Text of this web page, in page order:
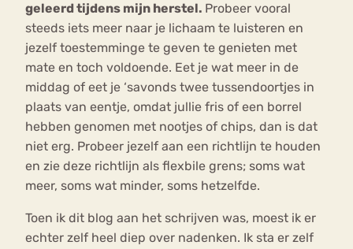
geleerd tijdens mijn herstel. Probeer vooral
steeds iets meer naar je lichaam te luisteren en
jezelf toestemminge te geven te genieten met
mate en toch voldoende. Eet je wat meer in de
middag of eet je ‘savonds twee tussendoortjes in
plaats van eentje, omdat jullie fris of een borrel
hebben genomen met nootjes of chips, dan is dat
niet erg. Probeer jezelf aan een richtlijn te houden
en zie deze richtlijn als flexbile grens; soms wat
meer, soms wat minder, soms hetzelfde.
Toen ik dit blog aan het schrijven was, moest ik er
echter zelf heel diep over nadenken. Ik sta er zelf